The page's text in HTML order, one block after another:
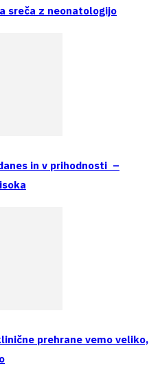
sreča z neonatologijo
in v prihodnosti –
prehrane vemo veliko,